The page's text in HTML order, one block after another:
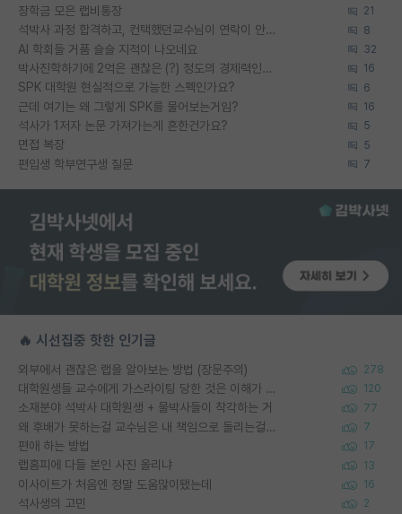
장학금 모은 랩비통장 21
석박사 과정 합격하고, 컨택했던교수님이 연락이 안됩니다... 8
AI 학회들 거품 슬슬 지적이 나오네요 32
박사진학하기에 2억은 괜찮은 (?) 정도의 경제력인가요 16
SPK 대학원 현실적으로 가능한 스펙인가요? 6
근데 여기는 왜 그렇게 SPK를 물어보는거임? 16
석사가 1저자 논문 가져가는게 흔한건가요? 5
면접 복장 5
편입생 학부연구생 질문 7
🔥 시선집중 핫한 인기글
외부에서 괜찮은 랩을 알아보는 방법 (장문주의) 278
대학원생들 교수에게 가스라이팅 당한 것은 이해가 갑니다. 안타깝네요. 120
소재분야 석박사 대학원생 + 물박사들이 착각하는 거 77
왜 후배가 못하는걸 교수님은 내 책임으로 돌리는걸까요? 7
편애 하는 방법 17
랩홈피에 다들 본인 사진 올리냐 13
이사이트가 처음엔 정말 도움많이됐는데 16
석사생의 고민 2